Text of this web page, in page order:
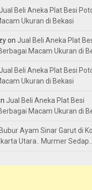
Jual Beli Aneka Plat Besi
Ukuran di Bekasi
on Jual Beli Aneka Plat
Macam Ukuran di
Jual Beli Aneka Plat Besi
Ukuran di Bekasi
Jual Beli Aneka Plat Besi
Macam Ukuran di
Bubur Ayam Sinar Garut di
Utara.. Murmer Sedap..